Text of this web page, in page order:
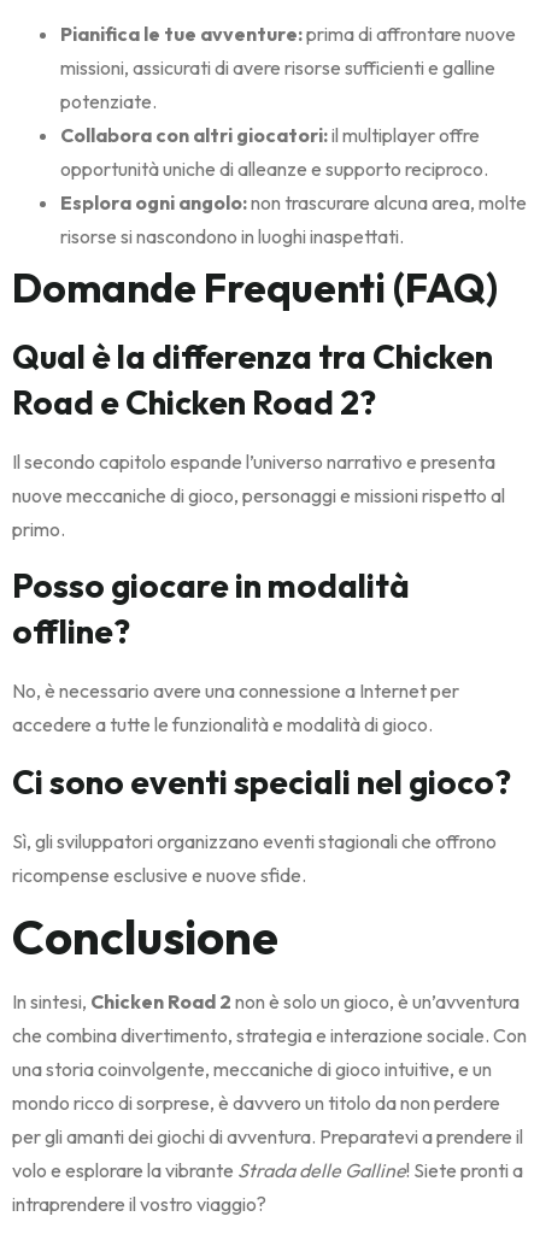
Pianifica le tue avventure:prima di affrontare nuove
missioni, assicurati di avere risorse sufficienti e galline
potenziate.
Collabora con altri giocatori:il multiplayer offre
opportunità uniche di alleanze e supporto reciproco.
Esplora ogni angolo:non trascurare alcuna area, molte
risorse si nascondono in luoghi inaspettati.
Domande Frequenti (FAQ)
Qual è la differenza tra Chicken
Road e Chicken Road 2?
Il secondo capitolo espande l’universo narrativo e presenta
nuove meccaniche di gioco, personaggi e missioni rispetto al
primo.
Posso giocare in modalità
offline?
No, è necessario avere una connessione a Internet per
accedere a tutte le funzionalità e modalità di gioco.
Ci sono eventi speciali nel gioco?
Sì, gli sviluppatori organizzano eventi stagionali che offrono
ricompense esclusive e nuove sfide.
Conclusione
In sintesi, Chicken Road 2 non è solo un gioco, è un’avventura
che combina divertimento, strategia e interazione sociale. Con
una storia coinvolgente, meccaniche di gioco intuitive, e un
mondo ricco di sorprese, è davvero un titolo da non perdere
per gli amanti dei giochi di avventura. Preparatevi a prendere il
volo e esplorare la vibrante Strada delle Galline! Siete pronti a
intraprendere il vostro viaggio?